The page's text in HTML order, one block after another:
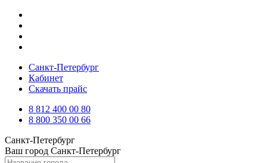
Санкт-Петербург
Кабинет
Скачать прайс
8 812 400 00 80
8 800 350 00 66
Санкт-Петербург
Ваш город Санкт-Петербург